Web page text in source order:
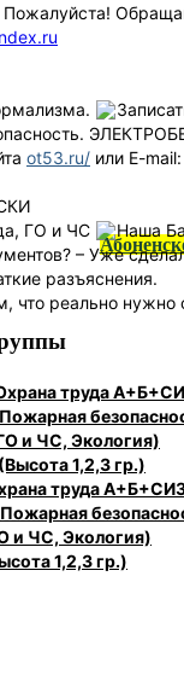
ot53.ru/ или E-mail:
ГО и ЧС
Наша
– Уже
разъяснения.
что реально нужно
труда
и ЧС, Экология)
1,2,3 гр.)
труда
и ЧС, Экология)
1,2,3 гр.)